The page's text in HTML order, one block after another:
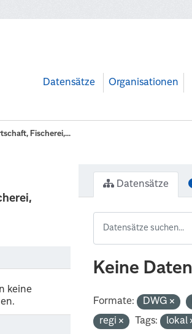
Datensätze Organisationen
Fischerei,...
keine
Datensätze
Keine
Formate: DWG
regi
Tags: lokal